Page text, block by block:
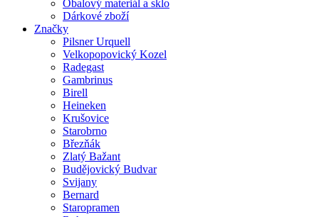
Obalový materiál a sklo
Dárkové zboží
Značky
Pilsner Urquell
Velkopopovický Kozel
Radegast
Gambrinus
Birell
Heineken
Krušovice
Starobrno
Březňák
Zlatý Bažant
Budějovický Budvar
Svijany
Bernard
Staropramen